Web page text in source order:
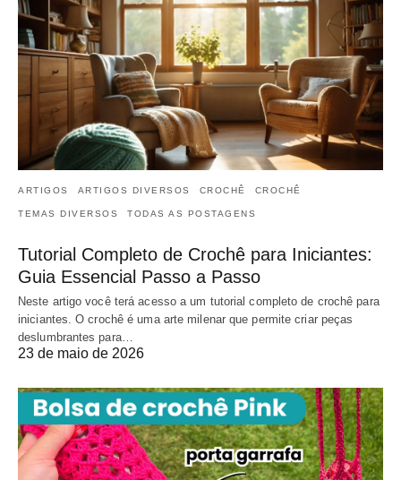
ARTIGOS ARTIGOS DIVERSOS CROCHÊ CROCHÊ
TEMAS DIVERSOS TODAS AS POSTAGENS
Tutorial Completo de Crochê para Iniciantes:
Guia Essencial Passo a Passo
Neste artigo você terá acesso a um tutorial completo de crochê para
iniciantes. O crochê é uma arte milenar que permite criar peças
deslumbrantes para…
23 de maio de 2026